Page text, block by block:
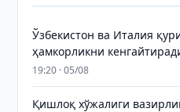
Ўзбекистон ва Италия
ҳамкорликни
19:20 · 05/08
Қишлоқ хўжалиги